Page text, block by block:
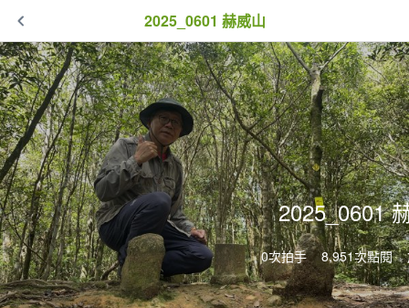
2025_0601 赫威山
2025_0601
0次拍手 8,951次點閱